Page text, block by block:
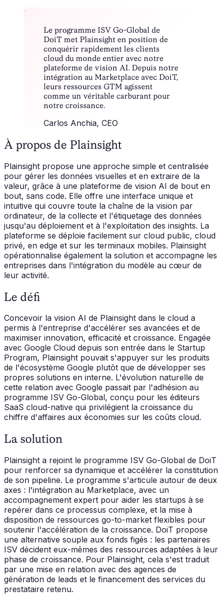
“
Le programme ISV Go-Global de
DoiT met Plainsight en position de
conquérir rapidement les clients
cloud du monde entier avec notre
plateforme de vision AI. Depuis notre
intégration au Marketplace avec DoiT,
leurs ressources GTM agissent
comme un véritable carburant pour
notre croissance.
Carlos Anchia, CEO
À propos de Plainsight
Plainsight propose une approche simple et centralisée
pour gérer les données visuelles et en extraire de la
valeur, grâce à une plateforme de vision AI de bout en
bout, sans code. Elle offre une interface unique et
intuitive qui couvre toute la chaîne de la vision par
ordinateur, de la collecte et l'étiquetage des données
jusqu'au déploiement et à l'exploitation des insights. La
plateforme se déploie facilement sur cloud public, cloud
privé, en edge et sur les terminaux mobiles. Plainsight
opérationnalise également la solution et accompagne les
entreprises dans l'intégration du modèle au cœur de
leur activité.
Le défi
Concevoir la vision AI de Plainsight dans le cloud a
permis à l'entreprise d'accélérer ses avancées et de
maximiser innovation, efficacité et croissance. Engagée
avec Google Cloud depuis son entrée dans le Startup
Program, Plainsight pouvait s'appuyer sur les produits
de l'écosystème Google plutôt que de développer ses
propres solutions en interne. L'évolution naturelle de
cette relation avec Google passait par l'adhésion au
programme ISV Go-Global, conçu pour les éditeurs
SaaS cloud-native qui privilégient la croissance du
chiffre d'affaires aux économies sur les coûts cloud.
La solution
Plainsight a rejoint le programme ISV Go-Global de DoiT
pour renforcer sa dynamique et accélérer la constitution
de son pipeline. Le programme s'articule autour de deux
axes : l'intégration au Marketplace, avec un
accompagnement expert pour aider les startups à se
repérer dans ce processus complexe, et la mise à
disposition de ressources go-to-market flexibles pour
soutenir l'accélération de la croissance. DoiT propose
une alternative souple aux fonds figés : les partenaires
ISV décident eux-mêmes des ressources adaptées à leur
phase de croissance. Pour Plainsight, cela s'est traduit
par une mise en relation avec des agences de
génération de leads et le financement des services du
prestataire retenu.